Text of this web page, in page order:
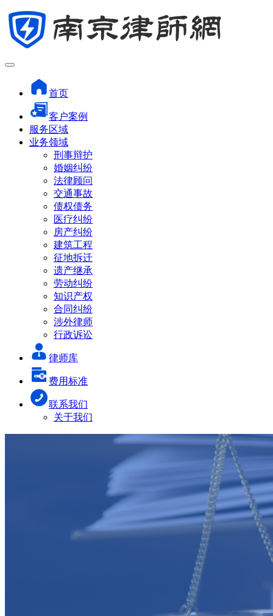
首页
客户案例
服务区域
业务领域
刑事辩护
婚姻纠纷
法律顾问
交通事故
债权债务
医疗纠纷
房产纠纷
建筑工程
征地拆迁
遗产继承
劳动纠纷
知识产权
合同纠纷
涉外律师
行政诉讼
律师库
费用标准
联系我们
关于我们